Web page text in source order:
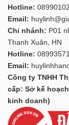
Hotline:
Email:
Chi nhánh: P01
Thanh Xuân, HN
Hotline:
Email:
Công ty TNHH
cấp: Sở kế
kinh doanh)